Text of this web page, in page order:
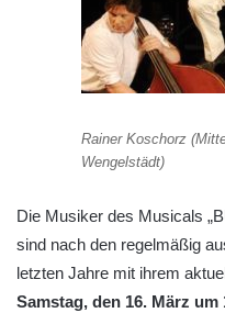
Rainer Koschorz
Wengelstädt)
Die Musiker des Musicals
sind nach den regelmäßig
letzten Jahre mit ihrem
Samstag, den 16. März